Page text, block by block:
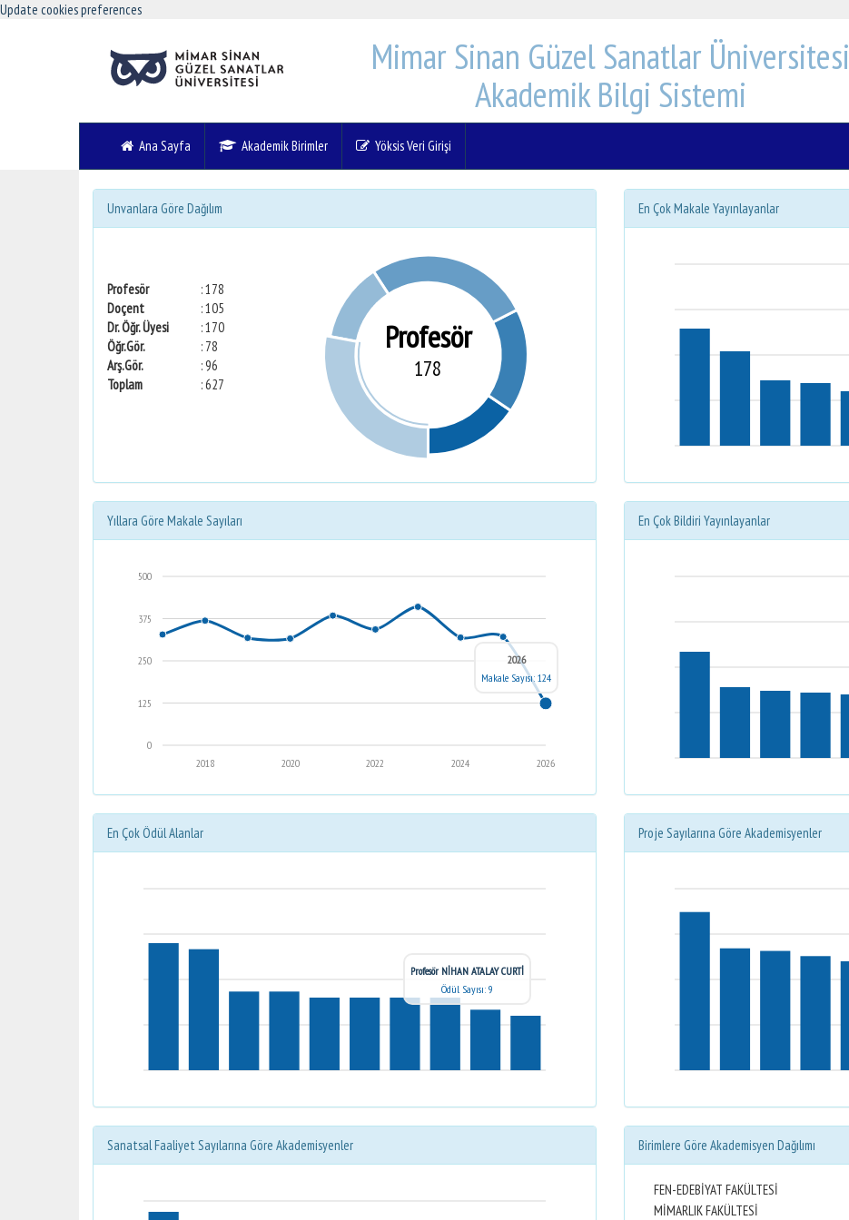
Update cookies preferences
Mimar Sinan Güzel Sanatlar Üniversitesi
Akademik Bilgi Sistemi
Ana Sayfa Akademik Birimler Yöksis Veri Girişi
Unvanlara Göre Dağılım
Profesör
: 178
Doçent
: 105
Dr. Öğr. Üyesi
: 170
Öğr.Gör.
: 78
Arş.Gör.
: 96
Toplam
: 627
Profesör
178
En Çok Makale Yayınlayanlar
Yıllara Göre Makale Sayıları
0
125
250
375
500
2026
2024
2022
2020
2018
2026
Makale Sayısı: 124
En Çok Bildiri Yayınlayanlar
En Çok Ödül Alanlar
Profesör NİHAN ATALAY CURTİ
Ödül Sayısı: 9
Proje Sayılarına Göre Akademisyenler
Sanatsal Faaliyet Sayılarına Göre Akademisyenler Birimlere Göre Akademisyen Dağılımı
FEN-EDEBİYAT FAKÜLTESİ
MİMARLIK FAKÜLTESİ